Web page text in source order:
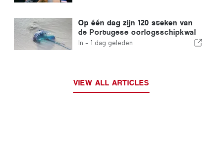
Op één dag zijn 120 steken van
de Portugese oorlogsschipkwal
geregistreerd
In - 1 dag geleden
VIEW ALL ARTICLES